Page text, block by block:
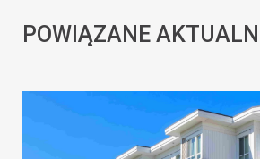
POWIĄZANE